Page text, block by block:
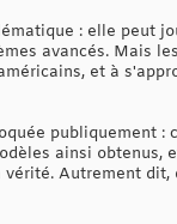
: elle peut
avancés. Mais
et à
publiquement :
ainsi obtenus,
Autrement dit,